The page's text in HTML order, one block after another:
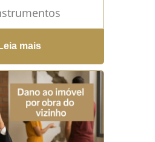
presentes nas
do
na aquisição...
Leia mais